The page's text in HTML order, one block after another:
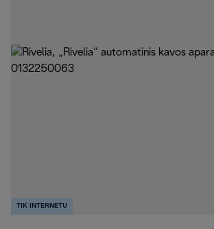
TIK INTERNETU